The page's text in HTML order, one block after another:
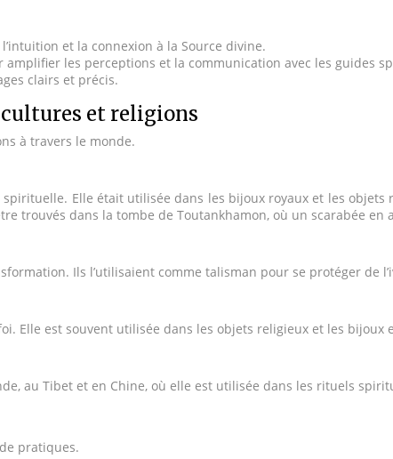
et la connexion à la Source divine.
amplifier les perceptions et la communication avec les guides
clairs et précis.
et religions
à travers le monde.
Elle était utilisée dans les bijoux royaux et les
trouvés dans la tombe de Toutankhamon, où un scarabée en
Ils l’utilisaient comme talisman pour se protéger de
Elle est souvent utilisée dans les objets religieux et les bijoux
au Tibet et en Chine, où elle est utilisée dans les rituels
pratiques.